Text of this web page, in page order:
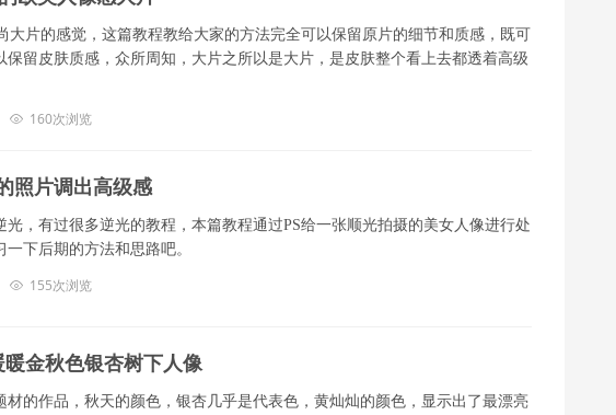
大片的感觉，这篇教程教给大家的方法完全可以保留原片的细节和质感，既可
保留皮肤质感，众所周知，大片之所以是大片，是皮肤整个看上去都透着高级
160次浏览
照片调出高级感
，有过很多逆光的教程，本篇教程通过PS给一张顺光拍摄的美女人像进行处
下后期的方法和思路吧。
155次浏览
金秋色银杏树下人像
的作品，秋天的颜色，银杏几乎是代表色，黄灿灿的颜色，显示出了最漂亮